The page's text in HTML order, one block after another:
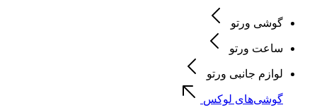
گوشی ورتو
ساعت ورتو
لوازم جانبی ورتو
گوشی‌های لوکس